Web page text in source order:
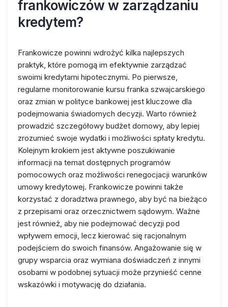
frankowiczów w zarządzaniu
kredytem?
Frankowicze powinni wdrożyć kilka najlepszych
praktyk, które pomogą im efektywnie zarządzać
swoimi kredytami hipotecznymi. Po pierwsze,
regularne monitorowanie kursu franka szwajcarskiego
oraz zmian w polityce bankowej jest kluczowe dla
podejmowania świadomych decyzji. Warto również
prowadzić szczegółowy budżet domowy, aby lepiej
zrozumieć swoje wydatki i możliwości spłaty kredytu.
Kolejnym krokiem jest aktywne poszukiwanie
informacji na temat dostępnych programów
pomocowych oraz możliwości renegocjacji warunków
umowy kredytowej. Frankowicze powinni także
korzystać z doradztwa prawnego, aby być na bieżąco
z przepisami oraz orzecznictwem sądowym. Ważne
jest również, aby nie podejmować decyzji pod
wpływem emocji, lecz kierować się racjonalnym
podejściem do swoich finansów. Angażowanie się w
grupy wsparcia oraz wymiana doświadczeń z innymi
osobami w podobnej sytuacji może przynieść cenne
wskazówki i motywację do działania.